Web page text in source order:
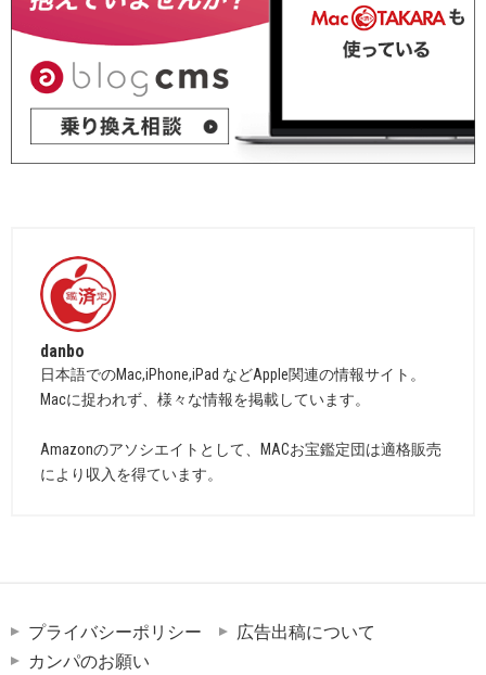
danbo
日本語でのMac,iPhone,iPad などApple関連の情報サイト。
Macに捉われず、様々な情報を掲載しています。
Amazonのアソシエイトとして、MACお宝鑑定団は適格販売
により収入を得ています。
プライバシーポリシー
広告出稿について
カンパのお願い